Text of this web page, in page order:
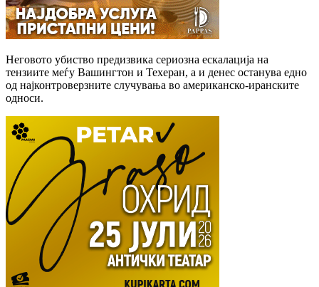
Неговото убиство предизвика сериозна ескалација на
тензиите меѓу Вашингтон и Техеран, а и денес останува едно
од најконтроверзните случувања во американско-иранските
односи.